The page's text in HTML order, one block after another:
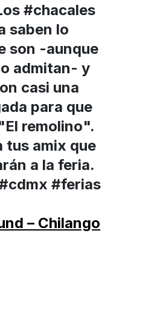
#chacales
saben lo
son -aunque
admitan- y
casi una
para que
remolino".
tus amix que
a la feria.
#ferias
– Chilango